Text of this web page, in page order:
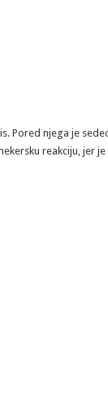
Pored njega je
reakciju, jer